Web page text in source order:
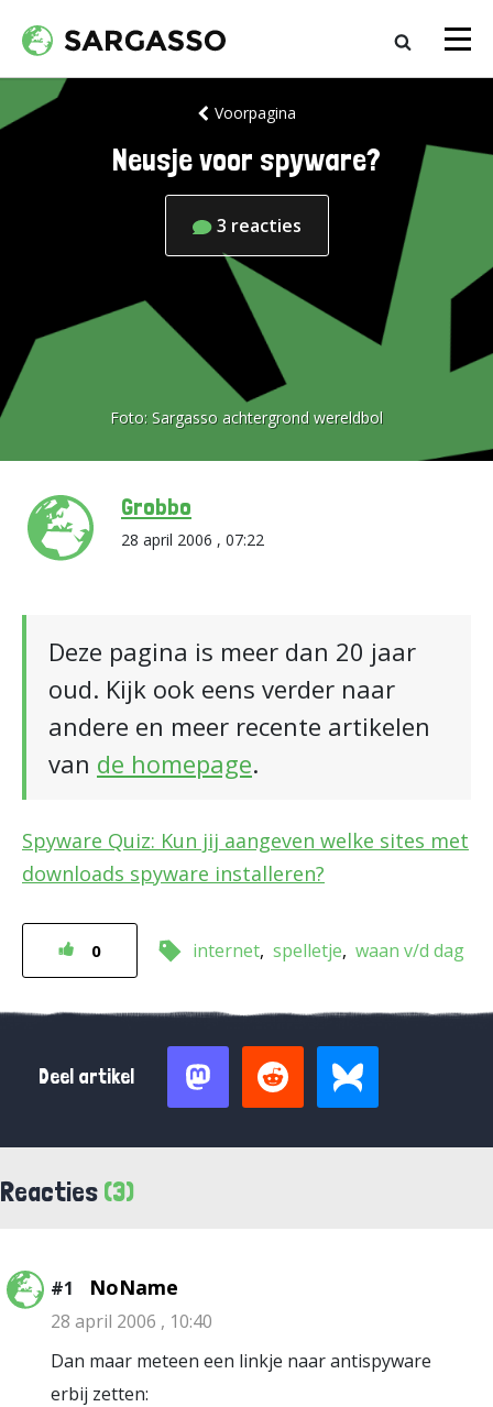
Voorpagina
Neusje voor spyware?
3 reacties
Foto: Sargasso achtergrond wereldbol
Grobbo
28 april 2006 , 07:22
Deze pagina is meer dan 20 jaar
oud. Kijk ook eens verder naar
andere en meer recente artikelen
van de homepage.
Spyware Quiz: Kun jij aangeven welke sites met
downloads spyware installeren?
0 internet spelletje waan v/d dag
Deel artikel
Reacties (3)
#1 NoName
28 april 2006 , 10:40
Dan maar meteen een linkje naar antispyware
erbij zetten: